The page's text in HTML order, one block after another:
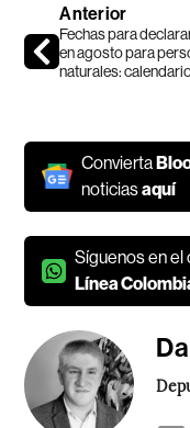
Anterior
Fechas para
en agosto para
naturales:
Convierta
noticiasaquí
Síguenos en el
Línea